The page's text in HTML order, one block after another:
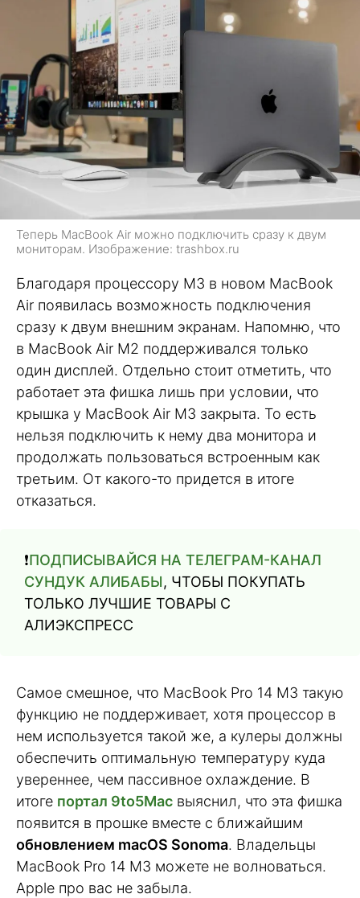
Теперь MacBook Air можно подключить сразу к двум
мониторам. Изображение: trashbox.ru
Благодаря процессору M3 в новом MacBook
Air появилась возможность подключения
сразу к двум внешним экранам. Напомню, что
в MacBook Air M2 поддерживался только
один дисплей. Отдельно стоит отметить, что
работает эта фишка лишь при условии, что
крышка у MacBook Air M3 закрыта. То есть
нельзя подключить к нему два монитора и
продолжать пользоваться встроенным как
третьим. От какого-то придется в итоге
отказаться.
❗️ПОДПИСЫВАЙСЯ НА ТЕЛЕГРАМ-КАНАЛ
СУНДУК АЛИБАБЫ, ЧТОБЫ ПОКУПАТЬ
ТОЛЬКО ЛУЧШИЕ ТОВАРЫ С
АЛИЭКСПРЕСС
Самое смешное, что MacBook Pro 14 M3 такую
функцию не поддерживает, хотя процессор в
нем используется такой же, а кулеры должны
обеспечить оптимальную температуру куда
увереннее, чем пассивное охлаждение. В
итоге портал 9to5Mac выяснил, что эта фишка
появится в прошке вместе с ближайшим
обновлением macOS Sonoma. Владельцы
MacBook Pro 14 M3 можете не волноваться.
Apple про вас не забыла.